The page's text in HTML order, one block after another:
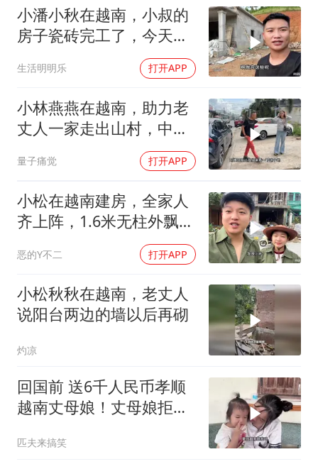
习近平心系体育强国建设
小潘小秋在越南，小叔的
房子瓷砖完工了，今天帮
生活明明乐 打开APP
小林燕燕在越南，助力老
丈人一家走出山村，中国
量子痛觉 打开APP
小松在越南建房，全家人
齐上阵，1.6米无柱外飘，
恶的Y不二 打开APP
小松秋秋在越南，老丈人
说阳台两边的墙以后再砌
灼凉
回国前 送6千人民币孝顺
越南丈母娘！丈母娘拒绝
匹夫来搞笑